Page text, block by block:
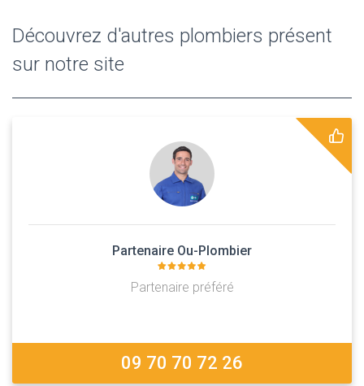
Découvrez d'autres plombiers présent
sur notre site
Partenaire Ou-Plombier
Partenaire préféré
09 70 70 72 26